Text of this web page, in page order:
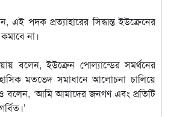
এই পদক প্রত্যাহারের সিদ্ধান্ত ইউক্রেনের
না।
বলেন, ইউক্রেন পোল্যান্ডের সমর্থনের
মতভেদ সমাধানে আলোচনা চালিয়ে
বলেন, ‘আমি আমাদের জনগণ এবং প্রতিটি